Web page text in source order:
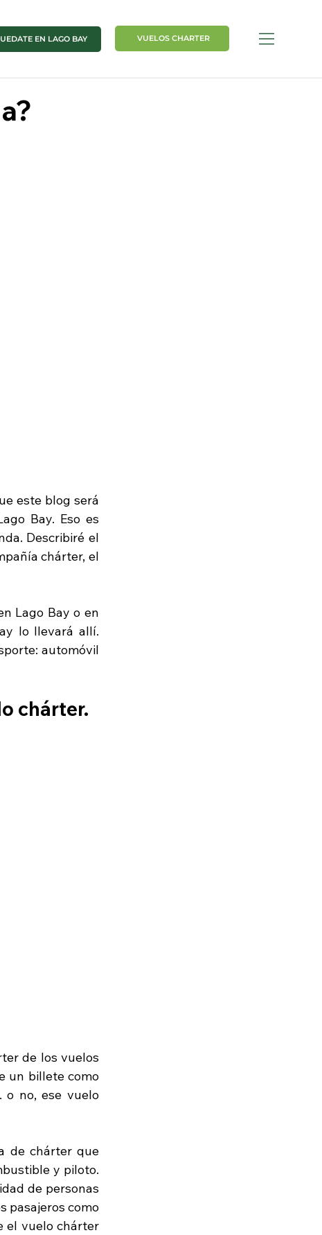
EN LAGO BAY VUELOS CHARTER
este blog será
Bay. Eso es
Describiré el
chárter, el
Lago Bay o en
lo llevará allí.
automóvil
chárter.
de los vuelos
un billete como
o no, ese vuelo
de chárter que
y piloto.
de personas
pasajeros como
el vuelo chárter